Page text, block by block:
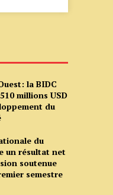
la BIDC
millions USD
du
du
un résultat net
soutenue
semestre